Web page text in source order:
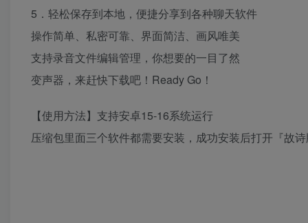
5．轻松保存到本地，便捷分享到各种聊天软件
操作简单、私密可靠、界面简洁、画风唯美
支持录音文件编辑管理，你想要的一目了然
变声器，来赶快下载吧！Ready Go！
【使用方法】支持安卓15-16系统运行
压缩包里面三个软件都需要安装，成功安装后打开『故